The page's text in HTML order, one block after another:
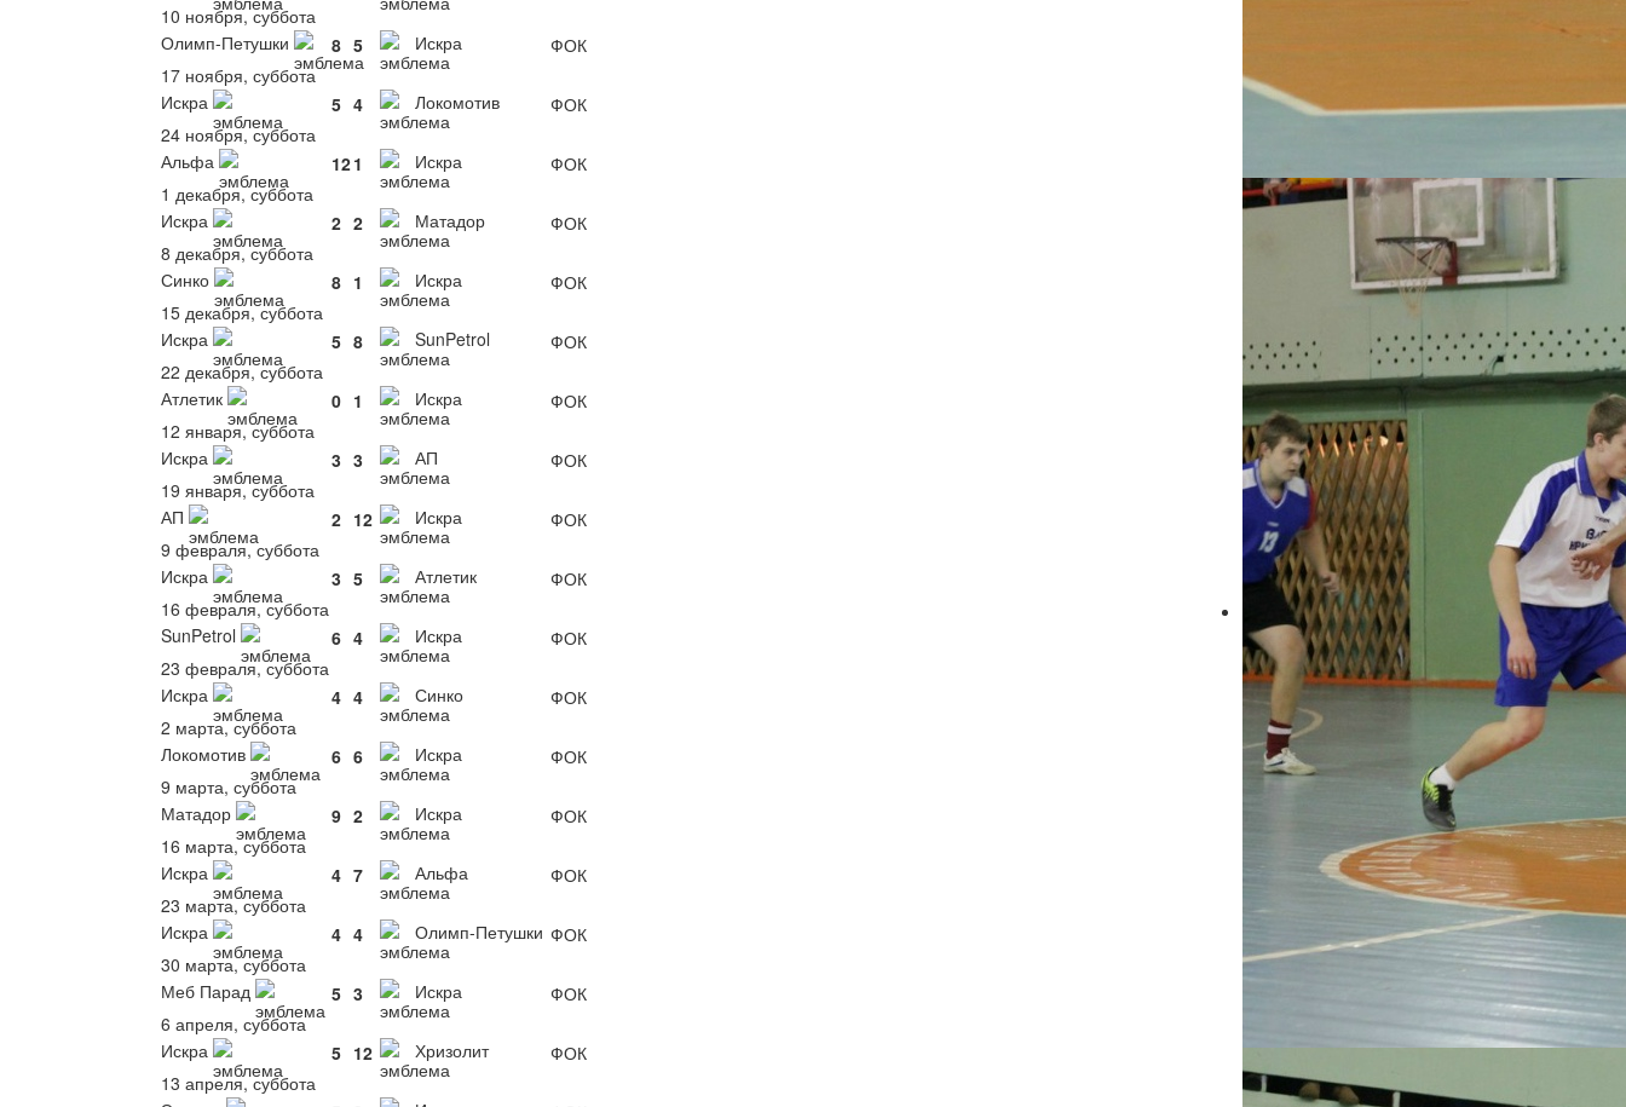
10 ноября, суббота
Олимп-Петушки
8 5 Искра
ФОК
17 ноября, суббота
Искра
5 4 Локомотив
ФОК
24 ноября, суббота
Альфа
121 Искра
ФОК
1 декабря, суббота
Искра
2 2 Матадор
ФОК
8 декабря, суббота
Синко
8 1 Искра
ФОК
15 декабря, суббота
Искра
5 8 SunPetrol
ФОК
22 декабря, суббота
Атлетик
0 1 Искра
ФОК
12 января, суббота
Искра
3 3 АП
ФОК
19 января, суббота
АП
2 12 Искра
ФОК
9 февраля, суббота
Искра
3 5 Атлетик
ФОК
16 февраля, суббота
SunPetrol
6 4 Искра
ФОК
23 февраля, суббота
Искра
4 4 Синко
ФОК
2 марта, суббота
Локомотив
6 6 Искра
ФОК
9 марта, суббота
Матадор
9 2 Искра
ФОК
16 марта, суббота
Искра
4 7 Альфа
ФОК
23 марта, суббота
Искра
4 4 Олимп-Петушки ФОК
30 марта, суббота
Меб Парад
5 3 Искра
ФОК
6 апреля, суббота
Искра
5 12 Хризолит
ФОК
13 апреля, суббота